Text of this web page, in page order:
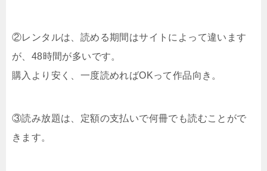
②レンタルは、読める期間はサイトによって違います
が、48時間が多いです。
購入より安く、一度読めればOKって作品向き。
③読み放題は、定額の支払いで何冊でも読むことがで
きます。